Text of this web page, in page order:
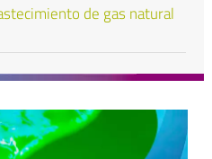
de gas natural